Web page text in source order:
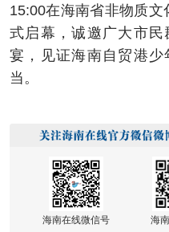
15:00在海南省非物质
式启幕，诚邀广大市
宴，见证海南自贸港
当。
海南在线微信号 海